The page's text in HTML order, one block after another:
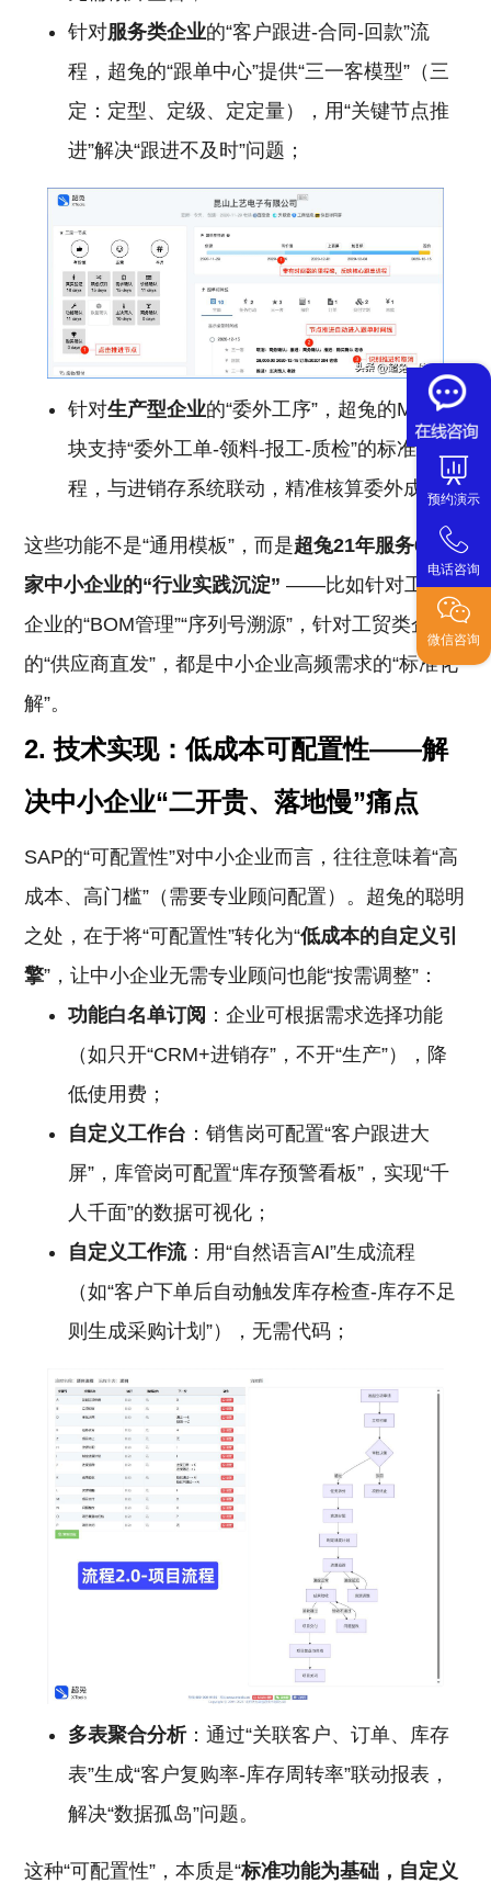
预约演示
电话咨询
微信咨询
针对服务类企业的“客户跟进-合同-回款”流
程，超兔的“跟单中心”提供“三一客模型”（三
定：定型、定级、定定量），用“关键节点推
进”解决“跟进不及时”问题；
针对生产型企业的“委外工序”，超兔的MES模
块支持“委外工单-领料-报工-质检”的标准流
程，与进销存系统联动，精准核算委外成本。
这些功能不是“通用模板”，而是超兔21年服务6万多
家中小企业的“行业实践沉淀” ——比如针对工业类
企业的“BOM管理”“序列号溯源”，针对工贸类企业
的“供应商直发”，都是中小企业高频需求的“标准化
解”。
2.技术实现：低成本可配置性——解
决中小企业“二开贵、落地慢”痛点
SAP的“可配置性”对中小企业而言，往往意味着“高
成本、高门槛”（需要专业顾问配置）。超兔的聪明
之处，在于将“可配置性”转化为“低成本的自定义引
擎”，让中小企业无需专业顾问也能“按需调整”：
功能白名单订阅 ：企业可根据需求选择功能
（如只开“CRM+进销存”，不开“生产”），降
低使用费；
自定义工作台 ：销售岗可配置“客户跟进大
屏”，库管岗可配置“库存预警看板”，实现“千
人千面”的数据可视化；
自定义工作流：用“自然语言AI”生成流程
（如“客户下单后自动触发库存检查-库存不足
则生成采购计划”），无需代码；
多表聚合分析：通过“关联客户、订单、库存
表”生成“客户复购率-库存周转率”联动报表，
解决“数据孤岛”问题。
这种“可配置性”，本质是“标准功能为基础，自定义